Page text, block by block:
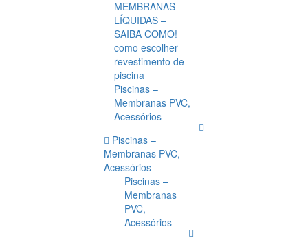
MEMBRANAS
LÍQUIDAS –
SAIBA COMO!
como escolher
revestimento de
piscina
Piscinas –
Membranas PVC,
Acessórios
Piscinas –
Membranas PVC,
Acessórios
Piscinas –
Membranas
PVC,
Acessórios